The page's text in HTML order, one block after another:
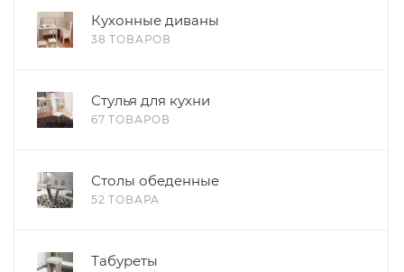
Кухонные диваны
38 ТОВАРОВ
Стулья для кухни
67 ТОВАРОВ
Столы обеденные
52 ТОВАРА
Табуреты